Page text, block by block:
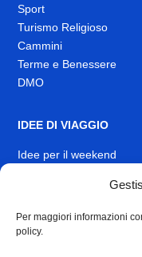
Per maggiori informazioni
policy.
Sport
Turismo Religioso
Cammini
Terme e Benessere
DMO
IDEE DI VIAGGIO
Idee per il weekend
INFO